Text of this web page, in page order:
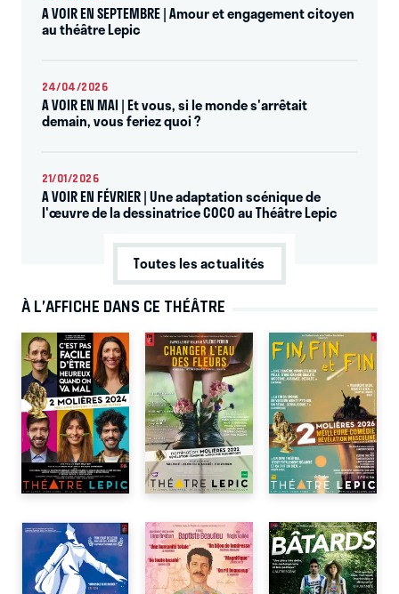
A VOIR EN SEPTEMBRE | Amour et engagement citoyen
au théâtre Lepic
24/04/2026
A VOIR EN MAI | Et vous, si le monde s'arrêtait
demain, vous feriez quoi ?
21/01/2026
A VOIR EN FÉVRIER | Une adaptation scénique de
l'œuvre de la dessinatrice COCO au Théâtre Lepic
Toutes les actualités
À L’AFFICHE DANS CE THÉÂTRE